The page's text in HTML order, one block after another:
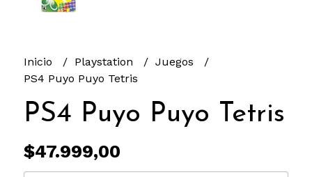
Inicio Playstation
Juegos
PS4 Puyo Puyo Tetris
PS4 Puyo Puyo Tetris
$47.999,00